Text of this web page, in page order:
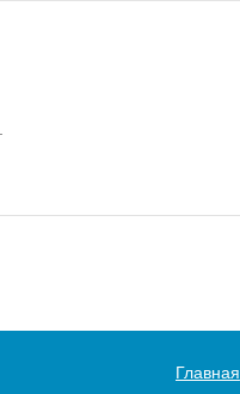
Главная